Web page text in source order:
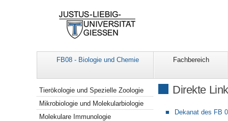
FB08 - Biologie und Chemie Fachbereich
Direkte
Dekanat des FB
Navigation
Tierökologie und Spezielle Zoologie
Mikrobiologie und Molekularbiologie
Molekulare Immunologie